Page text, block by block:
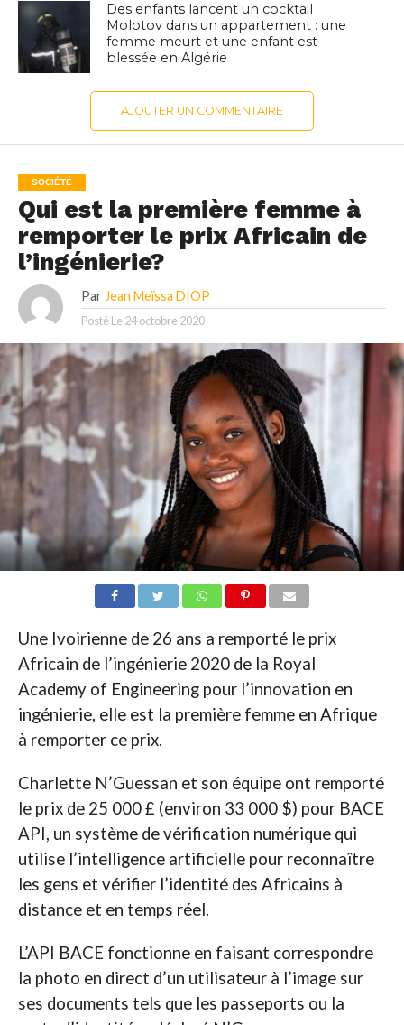
Des enfants lancent un cocktail
Molotov dans un appartement : une
femme meurt et une enfant est
blessée en Algérie
AJOUTER UN COMMENTAIRE
SOCIÉTÉ
Qui est la première femme à
remporter le prix Africain de
l’ingénierie?
Par Jean Meïssa DIOP
Posté Le 24 octobre 2020
Une Ivoirienne de 26 ans a remporté le prix
Africain de l’ingénierie 2020 de la Royal
Academy of Engineering pour l’innovation en
ingénierie, elle est la première femme en Afrique
à remporter ce prix.
Charlette N’Guessan et son équipe ont remporté
le prix de 25 000 £ (environ 33 000 $) pour BACE
API, un système de vérification numérique qui
utilise l’intelligence artificielle pour reconnaître
les gens et vérifier l’identité des Africains à
distance et en temps réel.
L’API BACE fonctionne en faisant correspondre
la photo en direct d’un utilisateur à l’image sur
ses documents tels que les passeports ou la